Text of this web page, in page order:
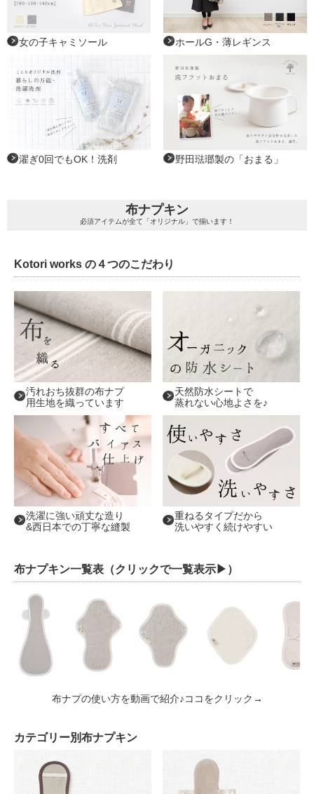
女の子キャミソール ホールG・薄レギンス
濯ぎ0回でもOK！洗剤 野田琺瑯製の「おまる」
布ナプキン
必須アイテムが全て「オリジナル」で揃います！
Kotori works の４つのこだわり
汚れおち抜群の布ナプ
用生地を織っています
天然防水シートで
蒸れない心地よさを♪
洗濯に強い頑丈な造り
&西日本での丁寧な縫製
重ねるタイプだから
洗いやすく続けやすい
布ナプキン一覧表（クリックで一覧表示▶︎）
布ナプの使い方を動画で紹介♪ココをクリック→
カテゴリー別布ナプキン